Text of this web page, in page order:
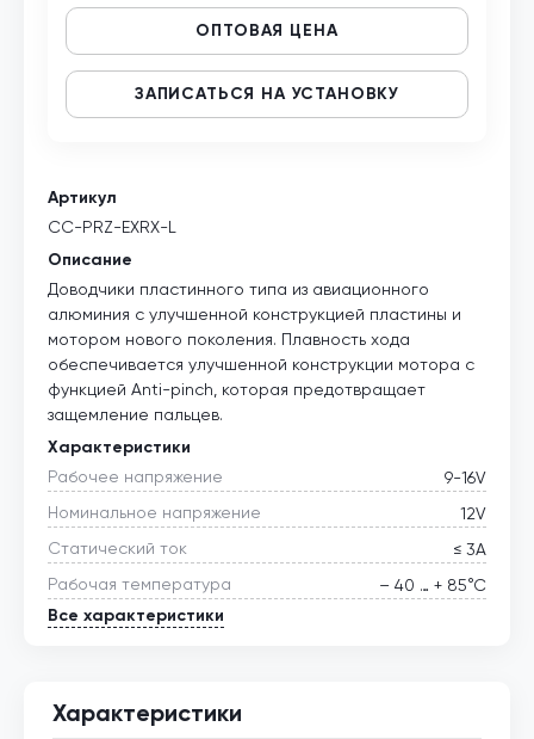
Артикул
CC-PRZ-EXRX-L
Описание
Доводчики пластинного типа из авиационного
алюминия с улучшенной конструкцией пластины и
мотором нового поколения. Плавность хода
обеспечивается улучшенной конструкции мотора с
функцией Anti-pinch, которая предотвращает
защемление пальцев.
Характеристики
Рабочее напряжение
9-16V
Номинальное напряжение
12V
Статический ток
≤ 3А
Рабочая температура
– 40 … + 85°С
Все характеристики
ОПТОВАЯ ЦЕНА
ЗАПИСАТЬСЯ НА УСТАНОВКУ
Характеристики